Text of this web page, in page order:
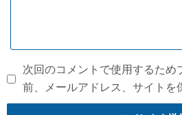
次回のコメントで使用するため
前、メールアドレス、サイトを